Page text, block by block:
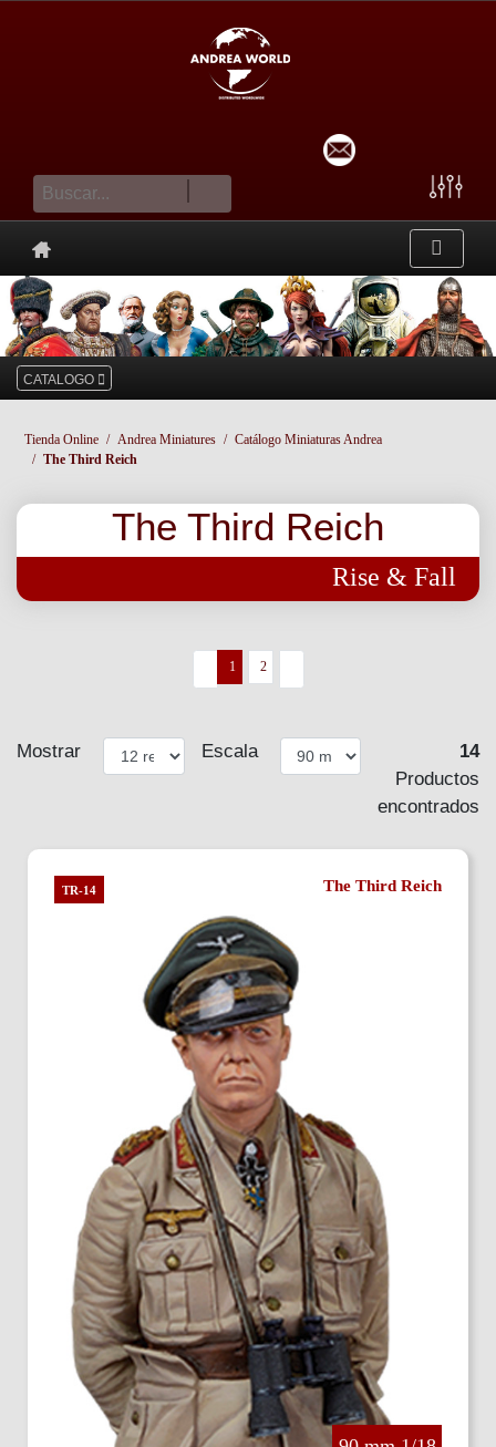
cesta
CATALOGO
Tienda Online Andrea Miniatures
Catálogo Miniaturas Andrea
The Third Reich
The Third Reich
Rise & Fall
1 2
Mostrar Escala
14
Productos
encontrados
TR-14 The Third Reich